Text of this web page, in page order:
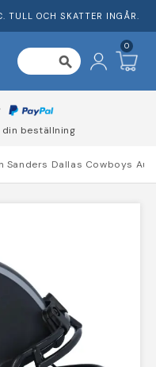
TULL OCH SKATTER INGÅR.
search
0
beställning
Sanders Dallas Cowboys